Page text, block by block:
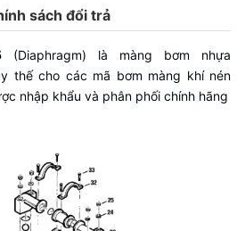
sách đổi trả
(Diaphragm) là màng bơm nhựa
thế cho các mã bơm màng khí nén
nhập khẩu và phân phối chính hãng